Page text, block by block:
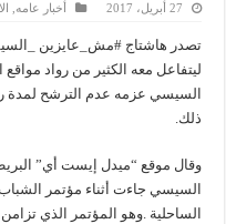
27 أبريل، 2017 أخبار عامه,
تصدر هاشتاج #مش_عايزين
ليتفاعل معه الكثير من رواد مواقع
السيسي عزمه عدم الترشح لمدة
ذلك.
وقال موقع “ميدل إيست أي”
السيسي جاءت أثناء مؤتمر الشباب
الساحلية .وهو المؤتمر الذي